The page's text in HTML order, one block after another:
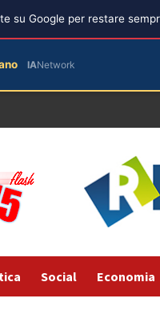
Social Economia
su Google per restare
IANetwork